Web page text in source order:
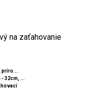
na zaťahovanie
príro...
- 32cm, ...